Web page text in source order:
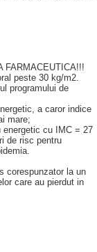
FARMACEUTICA!!!
peste 30 kg/m2.
programului de
a caror indice
mare;
energetic cu IMC = 27
de risc pentru
corespunzator la un
care au pierdut in